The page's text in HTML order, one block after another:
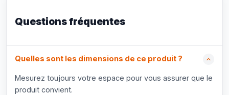
Questions fréquentes
Quelles sont les dimensions de ce produit ?
Mesurez toujours votre espace pour vous assurer que le
produit convient.